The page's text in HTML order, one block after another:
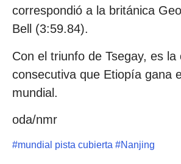
correspondió a la británica
Bell (3:59.84).
Con el triunfo de Tsegay, es la
consecutiva que Etiopía gana
mundial.
oda/nmr
#mundial pista cubierta #Nanjing